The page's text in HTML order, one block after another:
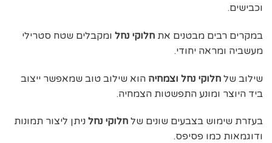
וכבישים.
במקרים רבים מבטנים את חלוקי נחל ומקבלים שטח סטרילי
מעשביה ומראה יחודי.
שילוב של חלוקי נחל וצמחיה הוא שילוב טוב שמאפשר ייצוב
ביד היוצר ומונע התפשטות הצמחיה.
בעזרת שימוש בצבעים שונים של חלוקי נחל ניתן ליצור תמונות
ודוגמאות כמו פסיפס.